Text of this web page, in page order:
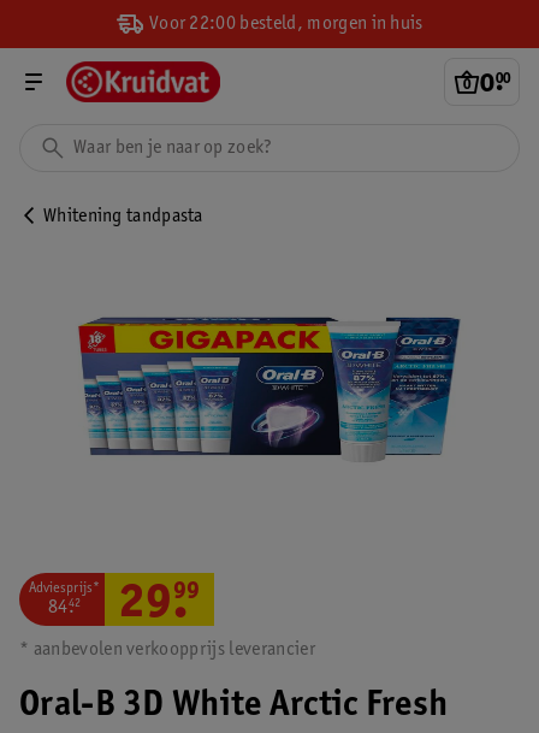
Voor 22:00 besteld, morgen in huis
0.
00
Whitening tandpasta
Oral-B 3D White Arctic Fresh
Adviesprijs*
84.
42 29.
99
* aanbevolen verkoopprijs leverancier